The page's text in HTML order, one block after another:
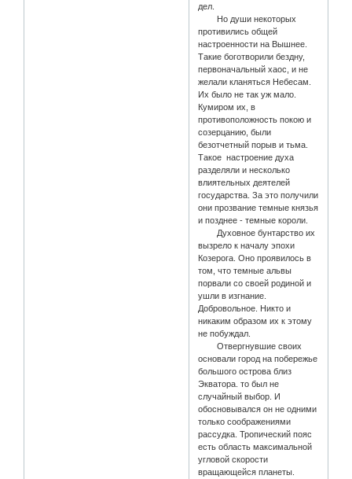
дел.
Но души некоторых
противились общей
настроенности на Вышнее.
Такие боготворили бездну,
первоначальный хаос, и не
желали кланяться Небесам.
Их было не так уж мало.
Кумиром их, в
противоположность покою и
созерцанию, были
безотчетный порыв и тьма.
Такое настроение духа
разделяли и несколько
влиятельных деятелей
государства. За это получили
они прозвание темные князья
и позднее - темные короли.
Духовное бунтарство их
вызрело к началу эпохи
Козерога. Оно проявилось в
том, что темные альвы
порвали со своей родиной и
ушли в изгнание.
Добровольное. Никто и
никаким образом их к этому
не побуждал.
Отвергнувшие своих
основали город на побережье
большого острова близ
Экватора. то был не
случайный выбор. И
обосновывался он не одними
только соображениями
рассудка. Тропический пояс
есть область максимальной
угловой скорости
вращающейся планеты.